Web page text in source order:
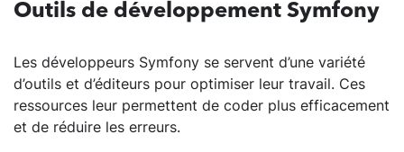
Outils de développement Symfony
Les développeurs Symfony se servent d’une variété
d’outils et d’éditeurs pour optimiser leur travail. Ces
ressources leur permettent de coder plus efficacement
et de réduire les erreurs.